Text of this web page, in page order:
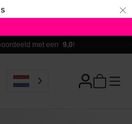
×
verantwoord